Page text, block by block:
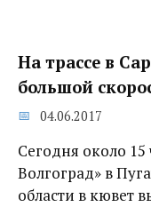
На трассе в
большой
04.06.2017
Сегодня около 15
Волгоград» в
области в кювет